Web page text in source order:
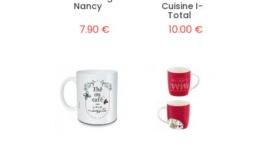
Nancy
7.90 €
Cuisine I-
Total
10.00 €